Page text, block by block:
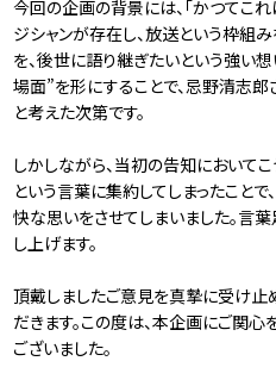
今回の企画の背景には、「かつてこ
ジシャンが存在し、放送という枠組
を、後世に語り継ぎたいという強い
場面”を形にすることで、忌野清志
と考えた次第です。
しかしながら、当初の告知においてこ
という言葉に集約してしまったこと
快な思いをさせてしまいました。言
し上げます。
頂戴しましたご意見を真摯に受け止
だきます。この度は、本企画にご関
ございました。